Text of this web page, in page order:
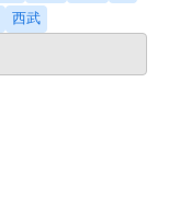
西武